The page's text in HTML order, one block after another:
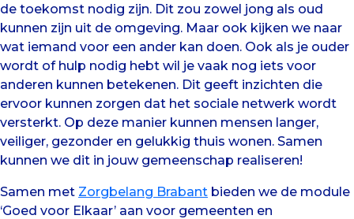
de toekomst nodig zijn. Dit zou zowel jong als oud
kunnen zijn uit de omgeving. Maar ook kijken we naar
wat iemand voor een ander kan doen. Ook als je ouder
wordt of hulp nodig hebt wil je vaak nog iets voor
anderen kunnen betekenen. Dit geeft inzichten die
ervoor kunnen zorgen dat het sociale netwerk wordt
versterkt. Op deze manier kunnen mensen langer,
veiliger, gezonder en gelukkig thuis wonen. Samen
kunnen we dit in jouw gemeenschap realiseren!
Samen met Zorgbelang Brabant bieden we de module
‘Goed voor Elkaar’ aan voor gemeenten en